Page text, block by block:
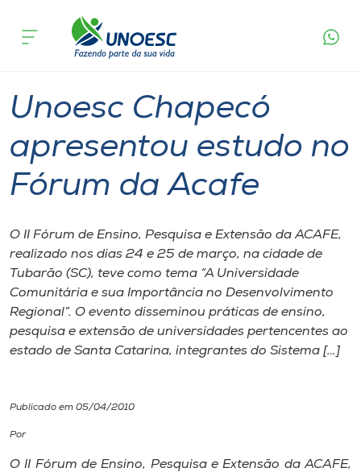
Cursos
Atendimento ao Estudante
Portal de Ensino
A
Internacionalização
acontece
Unoesc Chapecó
apresentou estudo no
Fórum da Acafe
O II Fórum de Ensino, Pesquisa e Extensão da ACAFE,
realizado nos dias 24 e 25 de março, na cidade de
Tubarão (SC), teve como tema “A Universidade
Comunitária e sua Importância no Desenvolvimento
Regional”. O evento disseminou práticas de ensino,
pesquisa e extensão de universidades pertencentes ao
estado de Santa Catarina, integrantes do Sistema […]
Publicado em 05/04/2010
Por
O II Fórum de Ensino, Pesquisa e Extensão da ACAFE,